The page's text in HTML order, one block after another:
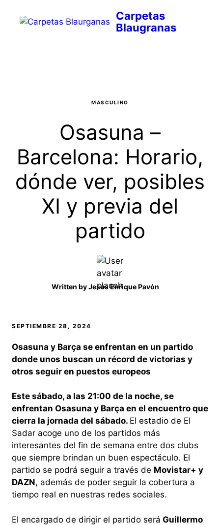
MASCULINO
Osasuna –
Barcelona: Horario,
dónde ver, posibles
XI y previa del
partido
Written byJesús Enrique Pavón
SEPTIEMBRE 28, 2024
Osasuna y Barça se enfrentan en un partido
donde unos buscan un récord de victorias y
otros seguir en puestos europeos
Este sábado, a las 21:00 de la noche, se
enfrentan Osasuna y Barça en el encuentro que
cierra la jornada del sábado. El estadio de El
Sadar acoge uno de los partidos más
interesantes del fin de semana entre dos clubs
que siempre brindan un buen espectáculo. El
partido se podrá seguir a través de Movistar+ y
DAZN, además de poder seguir la cobertura a
tiempo real en nuestras redes sociales.
El encargado de dirigir el partido será Guillermo